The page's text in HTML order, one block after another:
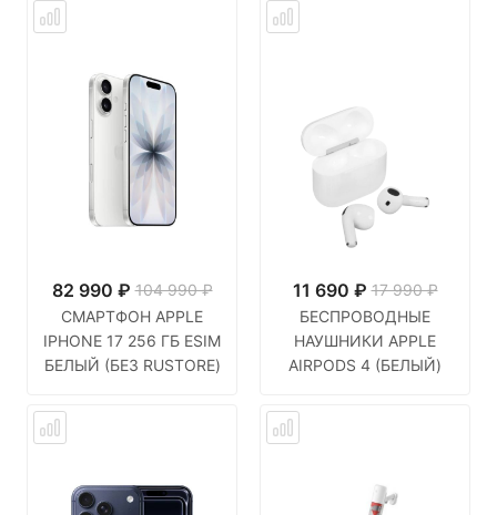
82 990 ₽ 104 990 ₽
СМАРТФОН APPLE
IPHONE 17 256 ГБ ESIM
БЕЛЫЙ (БЕЗ RUSTORE)
11 690 ₽ 17 990 ₽
БЕСПРОВОДНЫЕ
НАУШНИКИ APPLE
AIRPODS 4 (БЕЛЫЙ)